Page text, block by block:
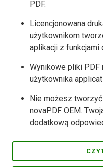
PDF.
Licencjonowana
użytkownikom
aplikacji z funkcjami
Wynikowe pliki
użytkownika
Nie możesz
novaPDF OEM.
dodatkową